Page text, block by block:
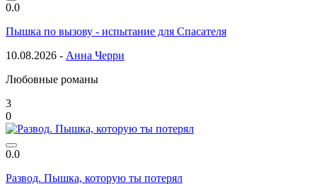
0.0
Пышка по вызову - испытание для Спасателя
10.08.2026 - Анна Черри
Любовные романы
3
0
0.0
Развод. Пышка, которую ты потерял